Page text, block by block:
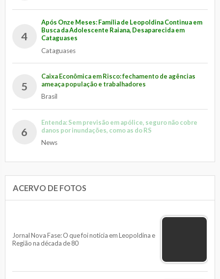
4
Após Onze Meses: Família de Leopoldina Continua em
Busca da Adolescente Raiana, Desaparecida em
Cataguases
Cataguases
5
Caixa Econômica em Risco: fechamento de agências
ameaça população e trabalhadores
Brasil
6
Entenda: Sem previsão em apólice, seguro não cobre
danos por inundações, como as do RS
News
ACERVO DE FOTOS
Jornal Nova Fase: O que foi notícia em Leopoldina e
Região na década de 80